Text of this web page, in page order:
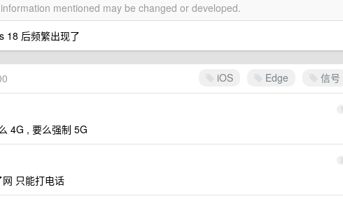
mentioned may be changed or developed.
18 后频繁出现了
iOS Edge 信号
1
4G , 要么强制 5G
2
只能打电话